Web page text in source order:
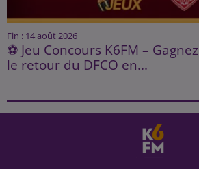
Fin : 14 août 2026
⚽ Jeu Concours K6FM –
le retour du DFCO en...